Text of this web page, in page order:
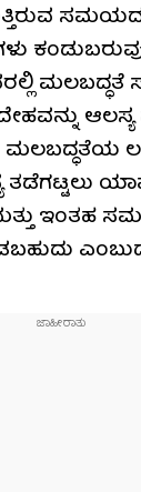
ಮಲಬದ್ಧತೆ
ಮಲಬದ್ಧತೆಯ
ತಡೆಗಟ್ಟಲು
ಇಂತಹ